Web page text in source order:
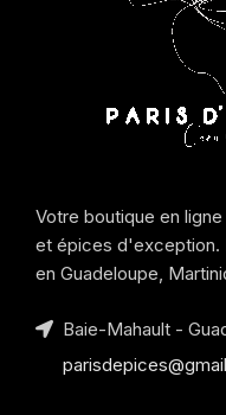
Votre boutique en
et épices d'exception.
en Guadeloupe,
Baie-Mahault -